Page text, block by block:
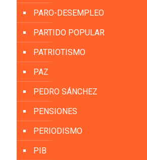
PARO-DESEMPLEO
PARTIDO POPULAR
PATRIOTISMO
PAZ
PEDRO SÁNCHEZ
PENSIONES
PERIODISMO
PIB